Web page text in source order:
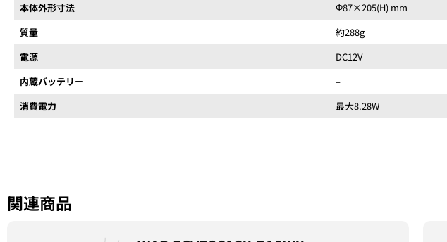
本体外形寸法
Φ87×205(H) mm
質量
約288g
電源
DC12V
内蔵バッテリー
–
消費電力
最大8.28W
関連商品